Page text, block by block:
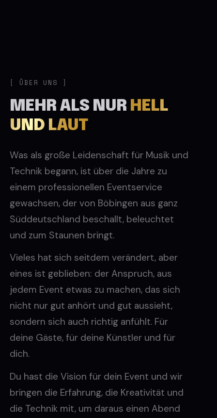
ÜBER UNS
MEHR ALS NUR HELL
UND LAUT
Was als große Leidenschaft für Musik und
Technik begann, ist über die Jahre zu
einem professionellen Eventservice
gewachsen, der von Böbingen aus ganz
Süddeutschland beschallt, beleuchtet
und zum Staunen bringt.
Vieles hat sich seitdem verändert, aber
eines ist geblieben: der Anspruch, aus
jedem Event etwas zu machen, das sich
nicht nur gut anhört und gut aussieht,
sondern sich auch richtig anfühlt. Für
deine Gäste, für deine Künstler und für
dich.
Du hast die Vision für dein Event und wir
bringen die Erfahrung, die Kreativität und
die Technik mit, um daraus einen Abend